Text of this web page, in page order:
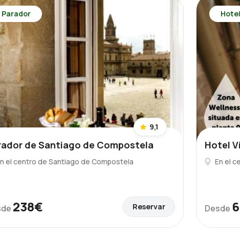
Parador
9,1
de Santiago de Compostela
el centro de Santiago de Compostela
238€ Reservar
Hotel
Hotel
En el
Desde